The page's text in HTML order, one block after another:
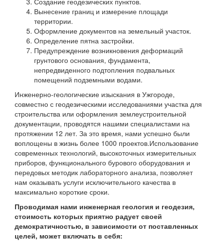
Вынесение границ и измерение площади
территории.
Оформление документов на земельный участок.
Определение пятна застройки.
Предупреждение возникновения деформаций
грунтового основания, фундамента,
непредвиденного подтопления подвальных
помещений подземными водами.
Инженерно-геологические изыскания в Ужгороде,
совместно с геодезическими исследованиями участка для
строительства или оформления землеустроительной
документации, проводятся нашими специалистами на
протяжении 12 лет. За это время, нами успешно были
воплощены в жизнь более 1000 проектов.Использование
современных технологий, высокоточных измерительных
приборов, функционального бурового оборудования и
передовых методик лабораторного анализа, позволяет
нам оказывать услуги исключительного качества в
максимально короткие сроки.
Проводимая нами инженерная геология и геодезия,
стоимость которых приятно радует своей
демократичностью, в зависимости от поставленных
целей, может включать в себя: